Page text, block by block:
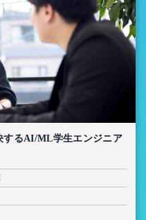
するAI/ML学生エンジニア